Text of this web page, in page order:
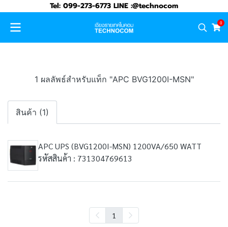
Tel: 099-273-6773 LINE :@technocom
0
1 ผลลัพธ์สำหรับแท็ก "APC BVG1200I-MSN"
สินค้า (1)
APC UPS (BVG1200I-MSN) 1200VA/650 WATT
รหัสสินค้า : 731304769613
1